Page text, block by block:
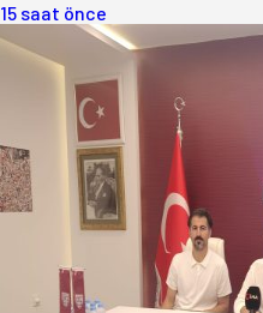
15 saat önce